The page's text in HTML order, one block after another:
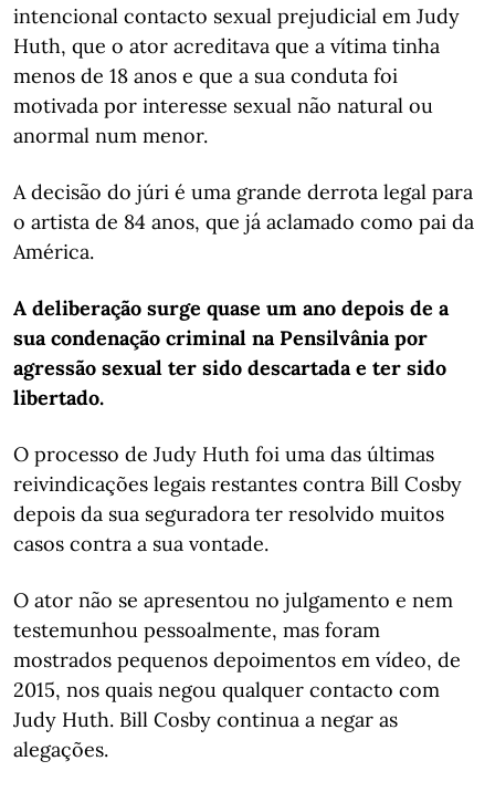
intencional contacto sexual prejudicial em Judy
Huth, que o ator acreditava que a vítima tinha
menos de 18 anos e que a sua conduta foi
motivada por interesse sexual não natural ou
anormal num menor.
A decisão do júri é uma grande derrota legal para
o artista de 84 anos, que já aclamado como pai da
América.
A deliberação surge quase um ano depois de a
sua condenação criminal na Pensilvânia por
agressão sexual ter sido descartada e ter sido
libertado.
O processo de Judy Huth foi uma das últimas
reivindicações legais restantes contra Bill Cosby
depois da sua seguradora ter resolvido muitos
casos contra a sua vontade.
O ator não se apresentou no julgamento e nem
testemunhou pessoalmente, mas foram
mostrados pequenos depoimentos em vídeo, de
2015, nos quais negou qualquer contacto com
Judy Huth. Bill Cosby continua a negar as
alegações.